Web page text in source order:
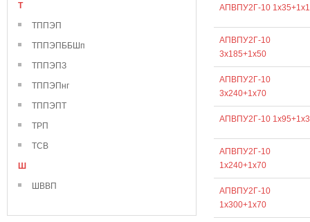
Т
ТППЭП
ТППЭПББШп
ТППЭПЗ
ТППЭПнг
ТППЭПТ
ТРП
ТСВ
Ш
ШВВП
АПВПУ2Г-10
АПВПУ2Г-10
3х185+1х50
АПВПУ2Г-10
3х240+1х70
АПВПУ2Г-10
АПВПУ2Г-10
1х240+1х70
АПВПУ2Г-10
1х300+1х70